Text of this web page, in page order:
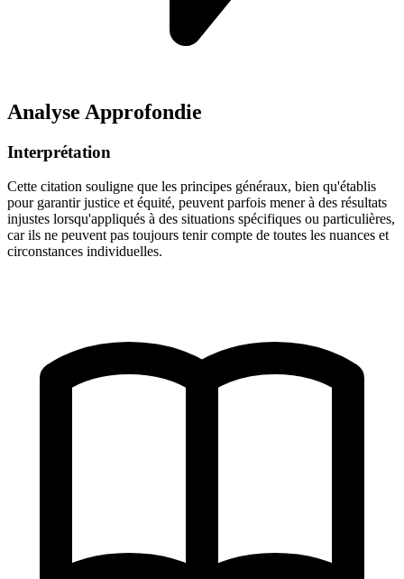
Analyse Approfondie
Interprétation
Cette citation souligne que les principes généraux, bien qu'établis
pour garantir justice et équité, peuvent parfois mener à des résultats
injustes lorsqu'appliqués à des situations spécifiques ou particulières,
car ils ne peuvent pas toujours tenir compte de toutes les nuances et
circonstances individuelles.